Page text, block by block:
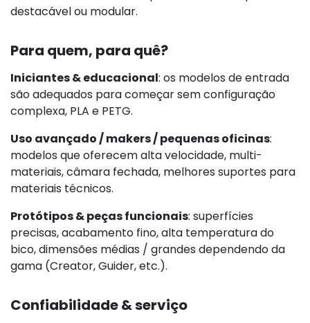
destacável ou modular.
Para quem, para quê?
Iniciantes & educacional: os modelos de entrada
são adequados para começar sem configuração
complexa, PLA e PETG.
Uso avançado / makers / pequenas oficinas:
modelos que oferecem alta velocidade, multi-
materiais, câmara fechada, melhores suportes para
materiais técnicos.
Protótipos & peças funcionais: superfícies
precisas, acabamento fino, alta temperatura do
bico, dimensões médias / grandes dependendo da
gama (Creator, Guider, etc.).
Confiabilidade & serviço